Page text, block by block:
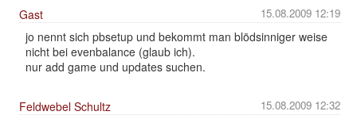
15.08.2009 12:19
Gast
jo nennt sich pbsetup und bekommt man blödsinniger weise
nicht bei evenbalance (glaub ich).
nur add game und updates suchen.
15.08.2009 12:32
Feldwebel Schultz